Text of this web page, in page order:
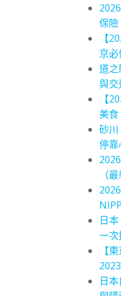
保險
【
京
道
與
【
美
砂川
停
（
日
一次
【
日